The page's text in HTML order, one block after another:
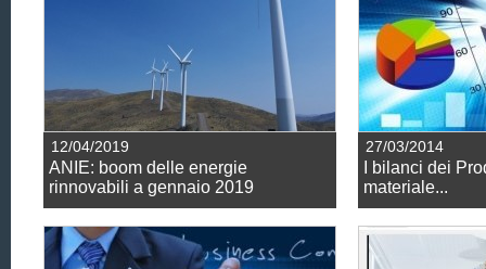
12/04/2019
ANIE: boom delle energie
rinnovabili a gennaio 2019
27/03/2014
I bilanci dei
materiale...